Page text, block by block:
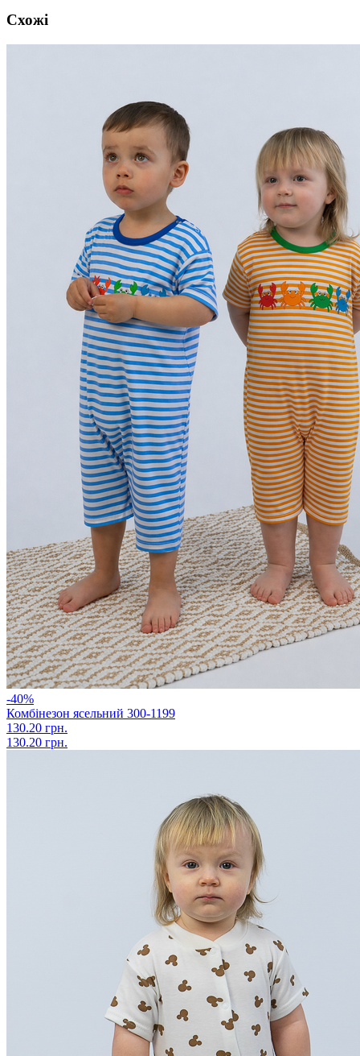
Схожі
-40%
Комбінезон ясельний 300-1199
130.20 грн.
130.20 грн.